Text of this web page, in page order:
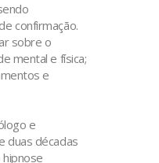
confirmação.
sobre o
mental e física;
e
e
duas décadas
hipnose